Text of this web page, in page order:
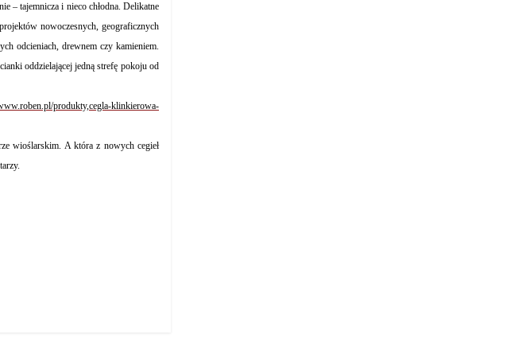
– tajemnicza i nieco chłodna. Delikatne
nowoczesnych, geograficznych
odcieniach, drewnem czy kamieniem.
oddzielającej jedną strefę pokoju od
produkty,cegla-klinkierowa-
wioślarskim. A która z nowych cegieł